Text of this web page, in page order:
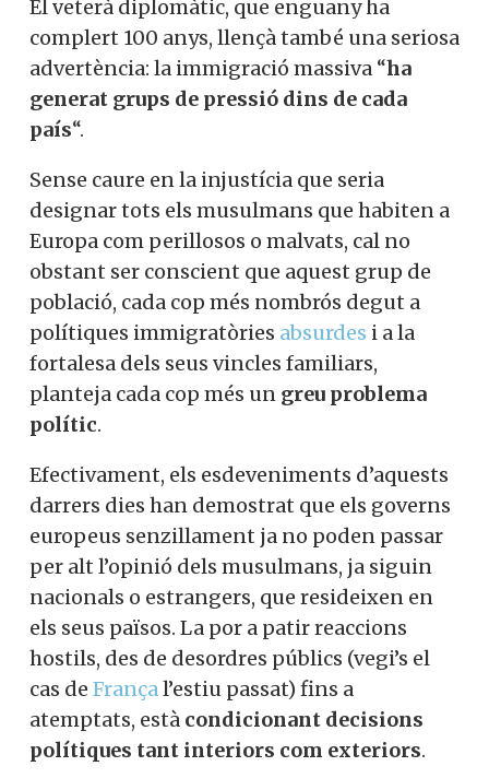
El veterà diplomàtic, que enguany ha
complert 100 anys, llençà també una seriosa
advertència: la immigració massiva “ha
generat grups de pressió dins de cada
país“.
Sense caure en la injustícia que seria
designar tots els musulmans que habiten a
Europa com perillosos o malvats, cal no
obstant ser conscient que aquest grup de
població, cada cop més nombrós degut a
polítiques immigratòries absurdes i a la
fortalesa dels seus vincles familiars,
planteja cada cop més un greu problema
polític.
Efectivament, els esdeveniments d’aquests
darrers dies han demostrat que els governs
europeus senzillament ja no poden passar
per alt l’opinió dels musulmans, ja siguin
nacionals o estrangers, que resideixen en
els seus països. La por a patir reaccions
hostils, des de desordres públics (vegi’s el
cas de Françal’estiu passat) fins a
atemptats, està condicionant decisions
polítiques tant interiors com exteriors.